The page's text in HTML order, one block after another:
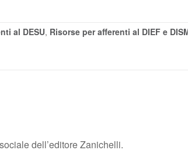
al DESU, Risorse per afferenti al DIEF e
dell’editore Zanichelli.